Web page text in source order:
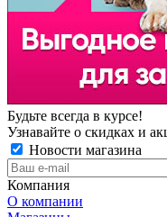
Будьте всегда в курсе!
Узнавайте о скидках и
Новости магазина
Компания
О компании